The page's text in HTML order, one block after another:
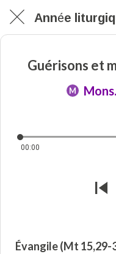
Année
Guérisons et
M
00:00
Évangile (Mt 15,29-